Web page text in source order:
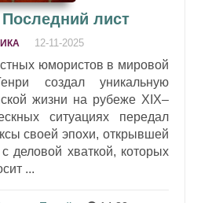
лист
12-11-2025
юмористов в мировой
создал уникальную
жизни на рубеже XIX–
ситуациях передал
своей эпохи, открывшей
деловой хваткой, которых
...